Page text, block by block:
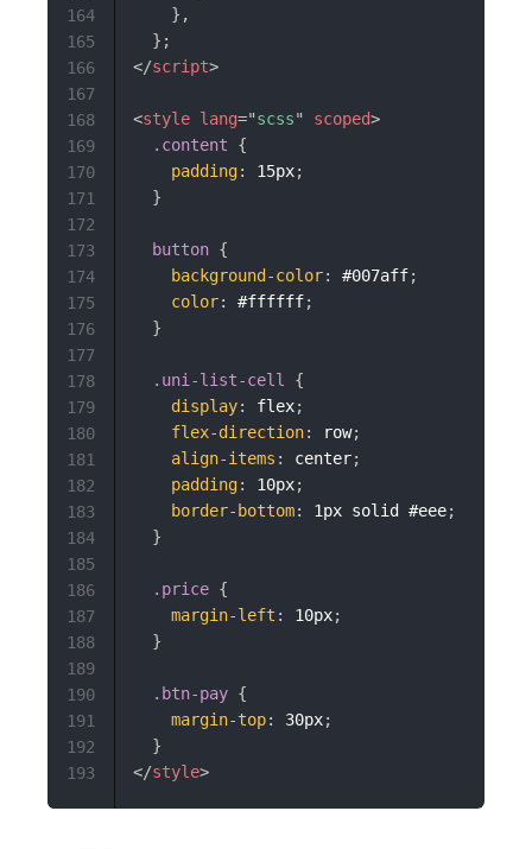
} ,
} ;
</script>
<style lang="scss" scoped>
.content
{
padding: 15px;
}
button {
background-color: #007aff;
color: #ffffff;
}
.uni-list-cell
{
display: flex;
flex-direction: row;
align-items : center;
padding: 10px;
border-bottom: 1px solid #eee;
}
.price {
margin-left : 10px;
}
.btn-pay {
margin-top: 30px;
}
</style>
164
165
166
167
168
169
170
171
172
173
174
175
176
177
178
179
180
181
182
183
184
185
186
187
188
189
190
191
192
193